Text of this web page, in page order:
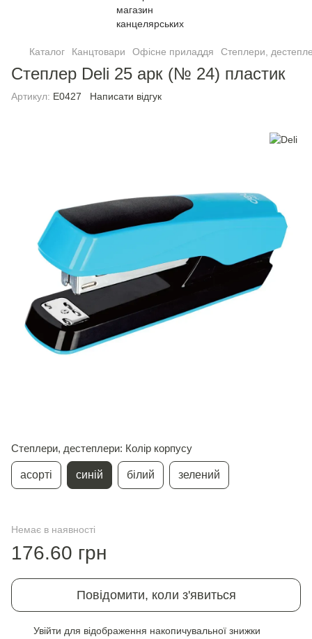
Каталог Канцтовари Офісне приладдя Степлери,
Степлер Deli 25 арк (№ 24) пластик
Артикул: E0427 Написати відгук
Степлери, дестеплери: Колір корпусу
асорті синій білий зелений
Немає в наявності
176.60 грн
Повідомити, коли з'явиться
Увійти для відображення накопичувальної знижки